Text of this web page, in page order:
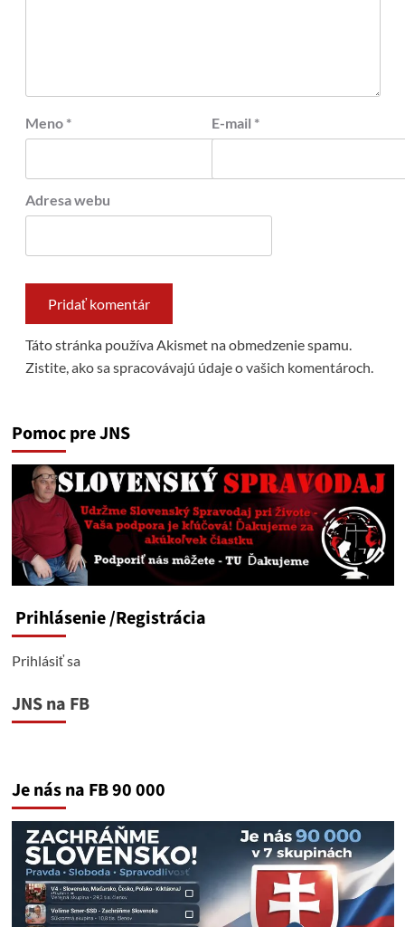
Meno * E-mail *
Adresa webu
Táto stránka používa Akismet na obmedzenie spamu.
Zistite, ako sa spracovávajú údaje o vašich komentároch.
Pomoc pre JNS
Prihlásenie/Registrácia
Prihlásiť sa
JNS na FB
Je nás na FB 90 000